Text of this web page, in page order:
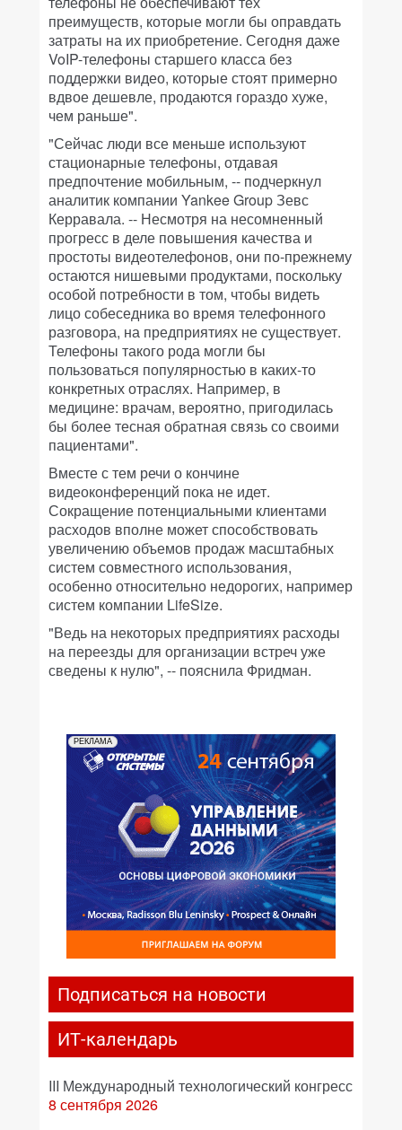
преимуществ, которые могли бы оправдать
затраты на их приобретение. Сегодня даже
VoIP-телефоны старшего класса без
поддержки видео, которые стоят примерно
вдвое дешевле, продаются гораздо хуже,
чем раньше".
"Сейчас люди все меньше используют
стационарные телефоны, отдавая
предпочтение мобильным, -- подчеркнул
аналитик компании Yankee Group Зевс
Керравала. -- Несмотря на несомненный
прогресс в деле повышения качества и
простоты видеотелефонов, они по-прежнему
остаются нишевыми продуктами, поскольку
особой потребности в том, чтобы видеть
лицо собеседника во время телефонного
разговора, на предприятиях не существует.
Телефоны такого рода могли бы
пользоваться популярностью в каких-то
конкретных отраслях. Например, в
медицине: врачам, вероятно, пригодилась
бы более тесная обратная связь со своими
пациентами".
Вместе с тем речи о кончине
видеоконференций пока не идет.
Сокращение потенциальными клиентами
расходов вполне может способствовать
увеличению объемов продаж масштабных
систем совместного использования,
особенно относительно недорогих, например
систем компании LifeSize.
"Ведь на некоторых предприятиях расходы
на переезды для организации встреч уже
сведены к нулю", -- пояснила Фридман.
РЕКЛАМА
Подписаться на новости
ИТ-календарь
III Международный технологический конгресс
8 сентября 2026